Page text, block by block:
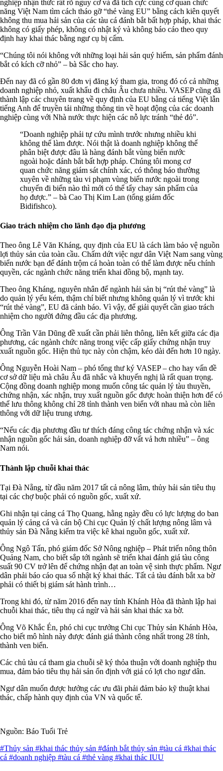
nghiệp nhận thức rất rõ nguy cơ và đã tích cực cùng cơ quan chức
năng Việt Nam tìm cách tháo gỡ “thẻ vàng EU” bằng cách kiên quyết
không thu mua hải sản của các tàu cá đánh bắt bất hợp pháp, khai thác
không có giấy phép, không có nhật ký và không báo cáo theo quy
định hay khai thác bằng ngư cụ bị cấm.
“Chúng tôi nói không với những loại hải sản quý hiếm, sản phẩm đánh
bắt có kích cỡ nhỏ” – bà Sắc cho hay.
Đến nay đã có gần 80 đơn vị đăng ký tham gia, trong đó có cả những
doanh nghiệp nhỏ, xuất khẩu đi châu Âu chưa nhiều. VASEP cũng đã
thành lập các chuyên trang về quy định của EU bằng cả tiếng Việt lẫn
tiếng Anh để truyền tải những thông tin về hoạt động của các doanh
nghiệp cùng với Nhà nước thực hiện các nỗ lực tránh “thẻ đỏ”.
“Doanh nghiệp phải tự cứu mình trước nhưng nhiều khi
không thể làm được. Nói thật là doanh nghiệp không thể
phân biệt được đâu là hàng đánh bắt vùng biển nước
ngoài hoặc đánh bắt bất hợp pháp. Chúng tôi mong cơ
quan chức năng giám sát chính xác, có thông báo thường
xuyên về những tàu vi phạm vùng biển nước ngoài trong
chuyến đi biển nào thì mới có thể tẩy chay sản phẩm của
họ được.” – bà Cao Thị Kim Lan (tổng giám đốc
Bidifishco).
Giao trách nhiệm cho lãnh đạo địa phương
Theo ông Lê Văn Kháng, quy định của EU là cách làm bảo vệ nguồn
lợi thủy sản của toàn cầu. Chấm dứt việc ngư dân Việt Nam sang vùng
biển nước bạn để đánh trộm cá hoàn toàn có thể làm được nếu chính
quyền, các ngành chức năng triển khai đồng bộ, mạnh tay.
Theo ông Kháng, nguyên nhân để ngành hải sản bị “rút thẻ vàng” là
do quản lý yếu kém, thậm chí biết nhưng không quản lý vì trước khi
“rút thẻ vàng”, EU đã cảnh báo. Vì vậy, để giải quyết cần giao trách
nhiệm cho người đứng đầu các địa phương.
Ông Trần Văn Dũng đề xuất cần phải liên thông, liên kết giữa các địa
phương, các ngành chức năng trong việc cấp giấy chứng nhận truy
xuất nguồn gốc. Hiện thủ tục này còn chậm, kéo dài đến hơn 10 ngày.
Ông Nguyễn Hoài Nam – phó tổng thư ký VASEP – cho hay vấn đề
cơ sở dữ liệu mà châu Âu đã nhắc và khuyến nghị là rất quan trọng.
Cộng đồng doanh nghiệp mong muốn công tác quản lý tàu thuyền,
chứng nhận, xác nhận, truy xuất nguồn gốc được hoàn thiện hơn để có
thể lưu thông không chỉ 28 tỉnh thành ven biển với nhau mà còn liên
thông với dữ liệu trung ương.
“Nếu các địa phương đầu tư thích đáng công tác chứng nhận và xác
nhận nguồn gốc hải sản, doanh nghiệp đỡ vất vả hơn nhiều” – ông
Nam nói.
Thành lập chuỗi khai thác
Tại Đà Nẵng, từ đầu năm 2017 tất cả nông lâm, thủy hải sản tiêu thụ
tại các chợ buộc phải có nguồn gốc, xuất xứ.
Ghi nhận tại cảng cá Thọ Quang, hằng ngày đều có lực lượng do ban
quản lý cảng cá và cán bộ Chi cục Quản lý chất lượng nông lâm và
thủy sản Đà Nẵng kiểm tra việc kê khai nguồn gốc, xuất xứ.
Ông Ngô Tấn, phó giám đốc Sở Nông nghiệp – Phát triển nông thôn
Quảng Nam, cho biết sắp tới ngành sẽ triển khai đánh giá tàu công
suất 90 CV trở lên để chứng nhận đạt an toàn vệ sinh thực phẩm. Ngư
dân phải báo cáo qua sổ nhật ký khai thác. Tất cả tàu đánh bắt xa bờ
phải có thiết bị giám sát hành trình…
Trong khi đó, từ năm 2016 đến nay tỉnh Khánh Hòa đã thành lập hai
chuỗi khai thác, tiêu thụ cá ngừ và hải sản khai thác xa bờ.
Ông Võ Khắc Én, phó chi cục trưởng Chi cục Thủy sản Khánh Hòa,
cho biết mô hình này được đánh giá thành công nhất trong 28 tỉnh,
thành ven biển.
Các chủ tàu cá tham gia chuỗi sẽ ký thỏa thuận với doanh nghiệp thu
mua, đảm bảo tiêu thụ hải sản ổn định với giá có lợi cho ngư dân.
Ngư dân muốn được hưởng các ưu đãi phải đảm bảo kỹ thuật khai
thác, chấp hành quy định của VN và quốc tế.
Nguồn: Báo Tuổi Trẻ
#Thủy sản #khai thác thủy sản #đánh bắt thủy sản #tàu cá #khai thác
cá #doanh nghiệp #tàu cá #thẻ vàng #khai thác IUU